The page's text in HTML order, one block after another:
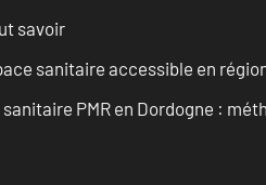
savoir
sanitaire accessible en
PMR en Dordogne :